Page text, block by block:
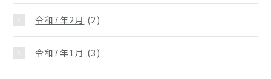
令和7年2月 (2)
令和7年1月 (3)